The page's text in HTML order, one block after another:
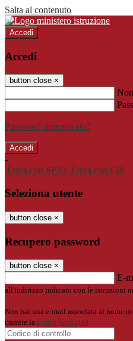
Salta al contenuto
Accedi
Accedi
button close ×
Password dimenticata?
-
Entra con SPID Entra con CIE
Seleziona utente
button close ×
Recupero password
button close ×
E-
all'indirizzo indicato con le istruzioni
Non hai una e-mail associata al nome
tramite la Login Spaggiari